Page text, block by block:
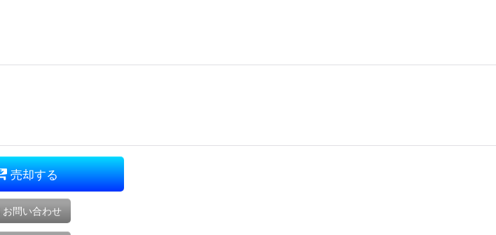
売却する
お問い合わせ